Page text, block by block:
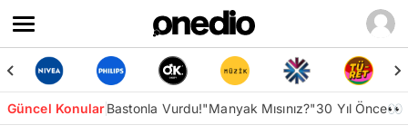
Güncel KonularBastonla Vurdu!"Manyak Mısınız?"30 Yıl Önce👀